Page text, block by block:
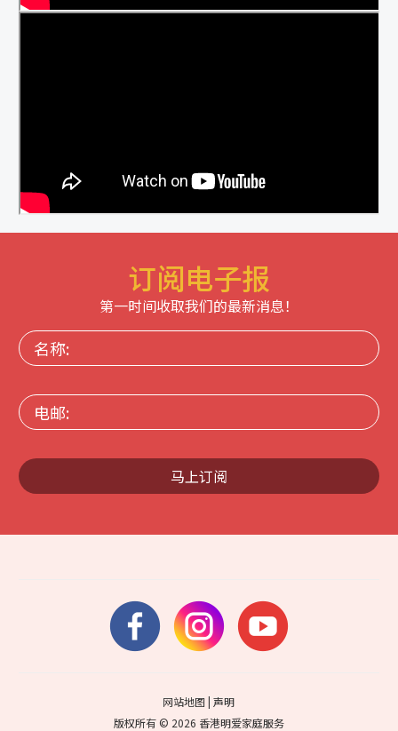
订阅电子报
第一时间收取我们的最新消息！
名
称:
电
邮:
马上订阅
网站地图 |声明
版权所有 © 2026 香港明爱家庭服务